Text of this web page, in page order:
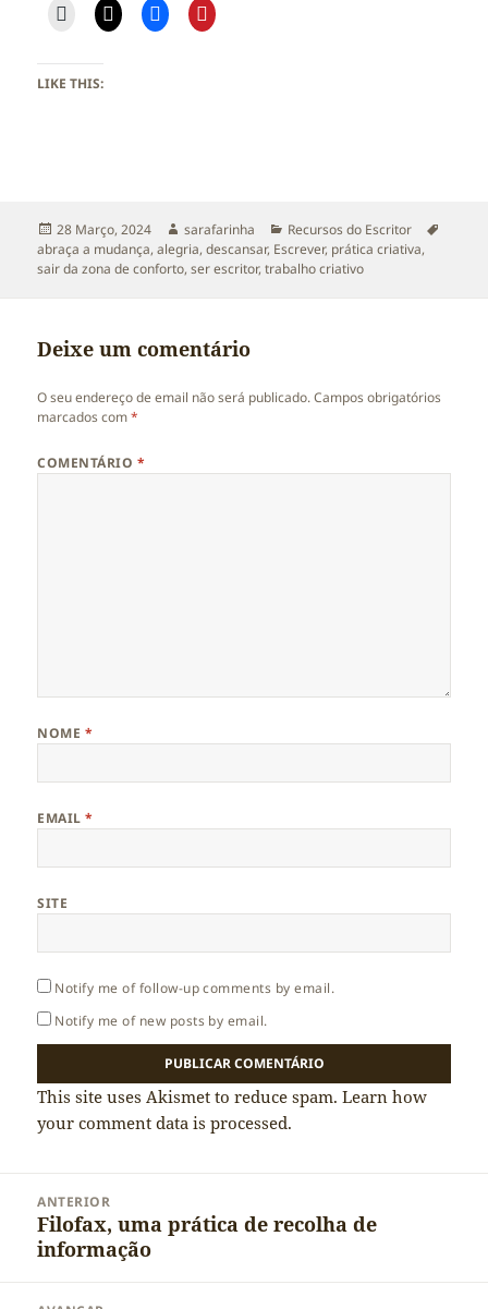
LIKE THIS:
Publicado
a
28 Março, 2024 Autor
sarafarinha Categorias
Recursos do Escritor
abraça a mudança,alegria,descansar, Escrever, prática criativa,
sair da zona de conforto,ser escritor,trabalho criativo
Deixe um comentário
O seu endereço de email não será publicado. Campos obrigatórios
marcados com*
COMENTÁRIO *
NOME *
EMAIL*
SITE
Notify me of follow-up comments by email.
Notify me of new posts by email.
This site uses Akismet to reduce spam.Learn how
your comment data is processed.
artigos
ANTERIOR
Artigo
anterior:
Filofax, uma prática de recolha de
informação